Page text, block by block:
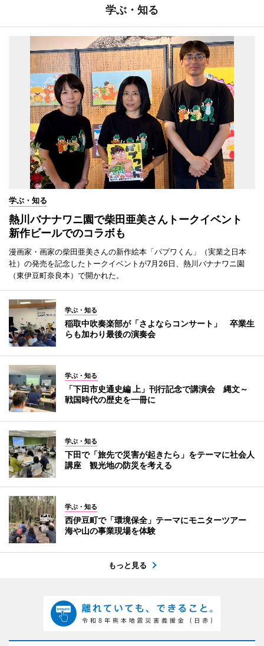
学ぶ・知る
学ぶ・知る
熱川バナナワニ園で柴田亜美さんトークイベント
新作ビールでのコラボも
漫画家・画家の柴田亜美さんの新作絵本「パプワくん」（実業之日本
社）の発売を記念したトークイベントが7月26日、熱川バナナワニ園
（東伊豆町奈良本）で開かれた。
学ぶ・知る
稲取中吹奏楽部が「さよならコンサート」 卒業生
らも加わり最後の演奏会
学ぶ・知る
「下田市史通史編 上」刊行記念で講演会 縄文～
戦国時代の歴史を一冊に
学ぶ・知る
下田で「旅先で災害が起きたら」をテーマに社会人
講座 観光地の防災を考える
学ぶ・知る
西伊豆町で「環境保全」テーマにモニターツアー
海や山の事業現場を体験
もっと見る